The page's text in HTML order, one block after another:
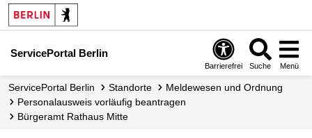
ServicePortal Berlin
Barrierefrei Suche Menü
ServicePortal Berlin Standorte
Meldewesen und Ordnung
Personalausweis vorläufig beantragen
Bürgeramt Rathaus Mitte